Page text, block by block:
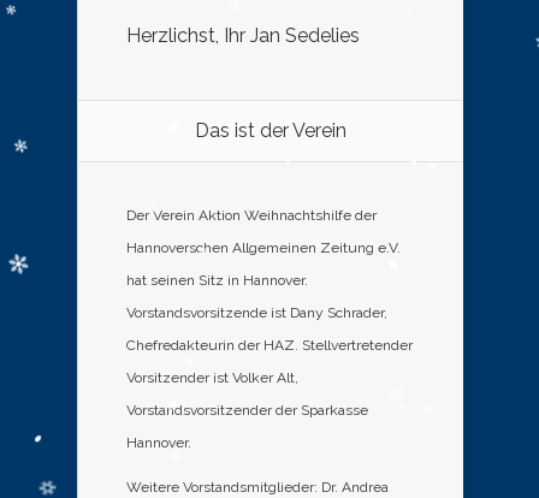
Herzlichst, Ihr Jan Sedelies
Das ist der Verein
Der Verein Aktion Weihnachtshilfe der
Hannoverschen Allgemeinen Zeitung e.V.
hat seinen Sitz in Hannover.
Vorstandsvorsitzende ist Dany Schrader,
Chefredakteurin der HAZ. Stellvertretender
Vorsitzender ist Volker Alt,
Vorstandsvorsitzender der Sparkasse
Hannover.
Weitere Vorstandsmitglieder: Dr. Andrea